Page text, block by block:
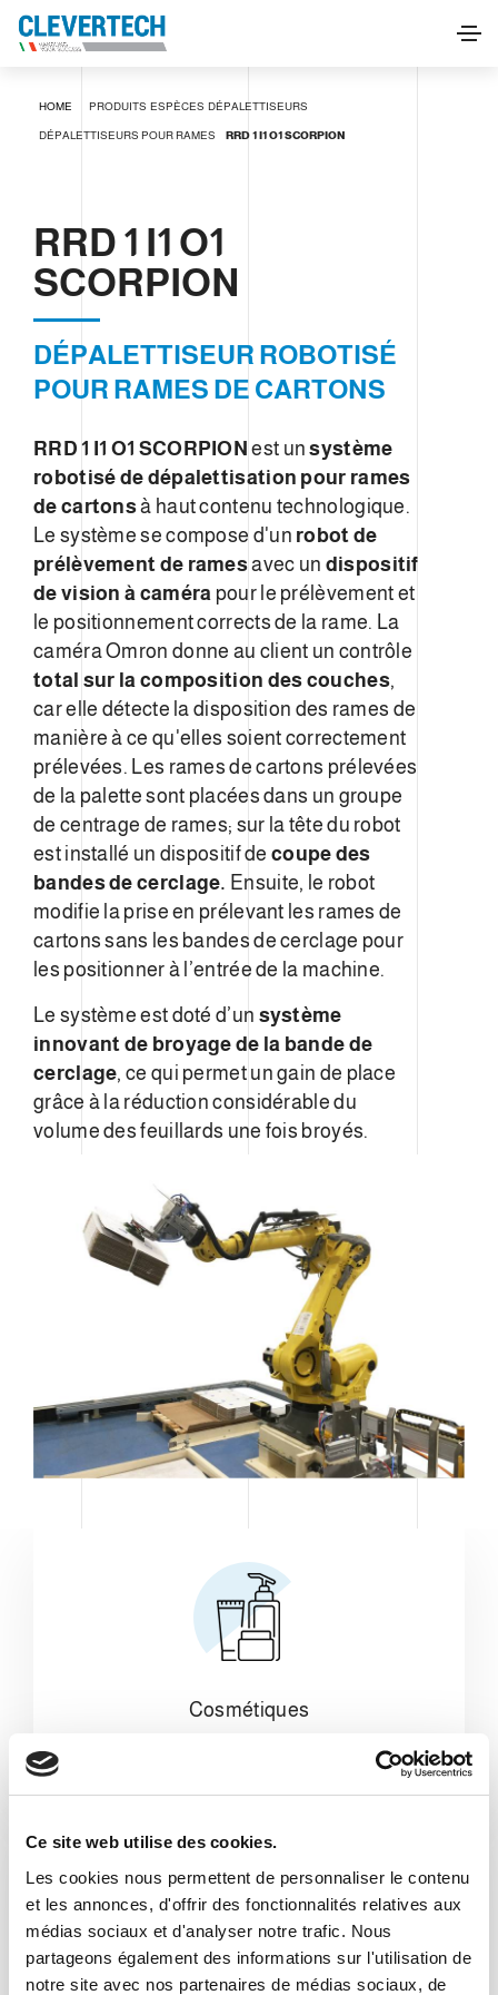
Ce site web utilise des cookies.
Les cookies nous permettent de personnaliser le contenu
et les annonces, d'offrir des fonctionnalités relatives aux
médias sociaux et d'analyser notre trafic. Nous
partageons également des informations sur l'utilisation de
notre site avec nos partenaires de médias sociaux, de
HOME PRODUITS ESPÈCES DÉPALETTISEURS
DÉPALETTISEURS POUR RAMES RRD 1 I1 O1 SCORPION
RRD 1 I1 O1
SCORPION
DÉPALETTISEUR ROBOTISÉ
POUR RAMES DE CARTONS
RRD 1 I1 O1 SCORPION est unsystème
robotisé de dépalettisation pour rames
de cartonsà haut contenu technologique.
Le système se compose d'un robot de
prélèvement de ramesavec un dispositif
de vision à caméra pour le prélèvement et
le positionnement corrects de la rame. La
caméra Omron donne au client un contrôle
total sur la composition des couches,
car elle détecte la disposition des rames de
manière à ce qu'elles soient correctement
prélevées. Les rames de cartons prélevées
de la palette sont placées dans un groupe
de centrage de rames; sur la tête du robot
est installé un dispositif decoupe des
bandes de cerclage. Ensuite, le robot
modifie la prise en prélevant les rames de
cartons sans les bandes de cerclage pour
les positionner à l’entrée de la machine.
Le système est doté d’un système
innovant de broyage de la bande de
cerclage, ce qui permet un gain de place
grâce à la réduction considérable du
volume des feuillards une fois broyés.
Cosmétiques
RRD 1 I1 O1 SCORPION
DEMANDE D'INFORMATIONS